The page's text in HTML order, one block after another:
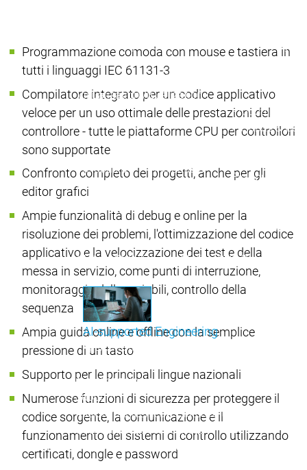
Safety
Safety for EtherCAT
Safety
Virtual Safe Control SL
Visualization Visualization
Fieldbus &
Communication
Fieldbus &
Prodotti
Fieldbus &
Fieldbus
OPC UA
Comunicazione
IIoT
Motion CNC RoboticsMotion CNC Robotics
AI-supported Engineering
Approfitta dei vantaggi di CODESYS con
Support
menu principale
Support
Assistenza tecnicaAssistenza tecnica
User ServicesUser Services
Support Links
Support Links
Online HelpOnline Help
Programmazione comoda con mouse e tastiera in
tutti i linguaggi IEC 61131-3
Compilatore integrato per un codice applicativo
veloce per un uso ottimale delle prestazioni del
controllore - tutte le piattaforme CPU per controllori
sono supportate
Confronto completo dei progetti, anche per gli
editor grafici
Ampie funzionalità di debug e online per la
risoluzione dei problemi, l'ottimizzazione del codice
applicativo e la velocizzazione dei test e della
messa in servizio, come punti di interruzione,
monitoraggio delle variabili, controllo della
sequenza
Ampia guida online e offline con la semplice
pressione di un tasto
Supporto per le principali lingue nazionali
Numerose funzioni di sicurezza per proteggere il
codice sorgente, la comunicazione e il
funzionamento dei sistemi di controllo utilizzando
certificati, dongle e password